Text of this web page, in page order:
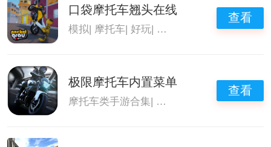
口袋摩托车翘头在线
模拟| 摩托车|好玩| 驾驶摩托游戏
查看
极限摩托车内置菜单
摩托车类手游合集 驾驶摩托游戏
查看